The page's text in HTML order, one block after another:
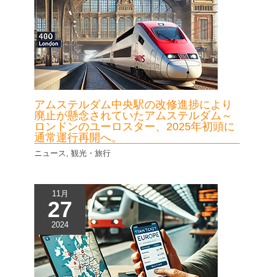
アムステルダム中央駅の改修進捗により
廃止が懸念されていたアムステルダム～
ロンドンのユーロスター、2025年初頭に
通常運行再開へ。
ニュース,観光・旅行
11月
27
2024